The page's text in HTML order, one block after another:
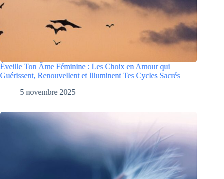
Éveille Ton Âme Féminine : Les Choix en Amour qui
Guérissent, Renouvellent et Illuminent Tes Cycles Sacrés
5 novembre 2025